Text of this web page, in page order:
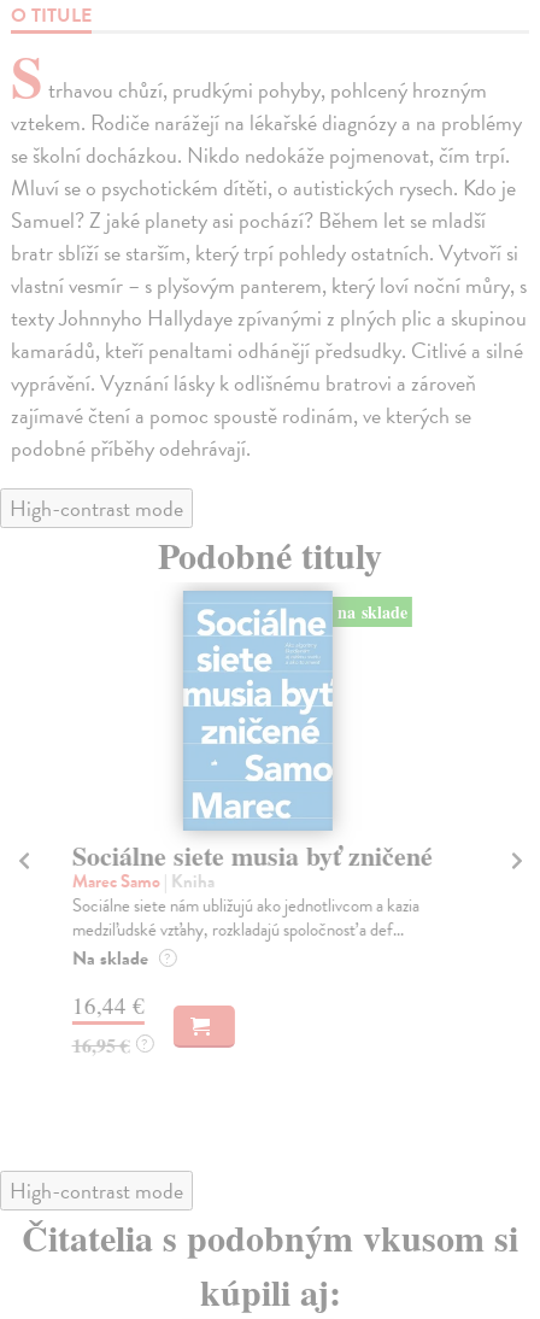
O TITULE
S trhavou chůzí, prudkými pohyby, pohlcený hrozným
vztekem. Rodiče narážejí na lékařské diagnózy a na problémy
se školní docházkou. Nikdo nedokáže pojmenovat, čím trpí.
Mluví se o psychotickém dítěti, o autistických rysech. Kdo je
Samuel? Z jaké planety asi pochází? Během let se mladší
bratr sblíží se starším, který trpí pohledy ostatních. Vytvoří si
vlastní vesmír – s plyšovým panterem, který loví noční můry, s
texty Johnnyho Hallydaye zpívanými z plných plic a skupinou
kamarádů, kteří penaltami odhánějí předsudky. Citlivé a silné
vyprávění. Vyznání lásky k odlišnému bratrovi a zároveň
zajímavé čtení a pomoc spoustě rodinám, ve kterých se
podobné příběhy odehrávají.
High-contrast mode
Podobné tituly
na sklade
Sociálne siete musia byť zničené
Marec Samo| Kniha
Sociálne siete nám ubližujú ako jednotlivcom a kazia
medziľudské vzťahy, rozkladajú spoločnosť a def...
Na sklade ?
16,44 €
16,95 € ?
High-contrast mode
Čitatelia s podobným vkusom si
kúpili aj: